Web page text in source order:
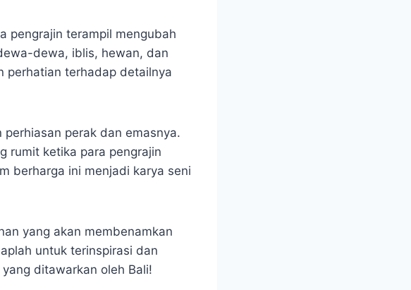
pengrajin terampil mengubah
dewa, iblis, hewan, dan
perhatian terhadap detailnya
perak dan emasnya.
rumit ketika para pengrajin
berharga ini menjadi karya seni
yang akan membenamkan
untuk terinspirasi dan
ditawarkan oleh Bali!